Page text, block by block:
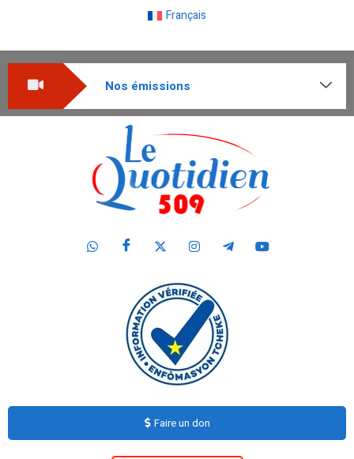
Français
Nos émissions
Faire un don